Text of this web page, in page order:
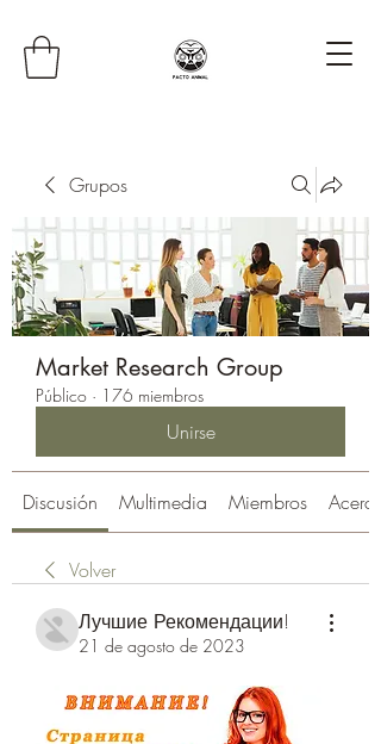
Grupos
Market Research Group
Público · 176 miembros
Unirse
Discusión Multimedia Miembros Acerca
Volver
Лучшие Рекомендации!
21 de agosto de 2023